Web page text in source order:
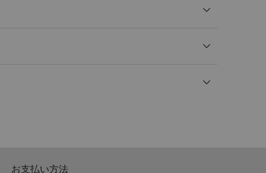
お支払い方法